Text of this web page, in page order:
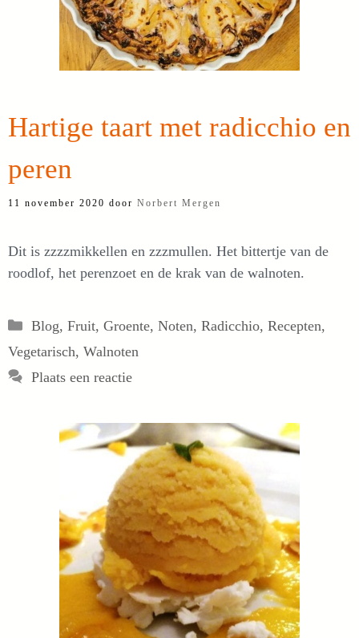
Hartige taart met radicchio en
peren
11 november 2020 door Norbert Mergen
Dit is zzzzmikkellen en zzzmullen. Het bittertje van de
roodlof, het perenzoet en de krak van de walnoten.
Categorieën
Blog, Fruit, Groente, Noten, Radicchio, Recepten,
Vegetarisch, Walnoten
Plaats een reactie